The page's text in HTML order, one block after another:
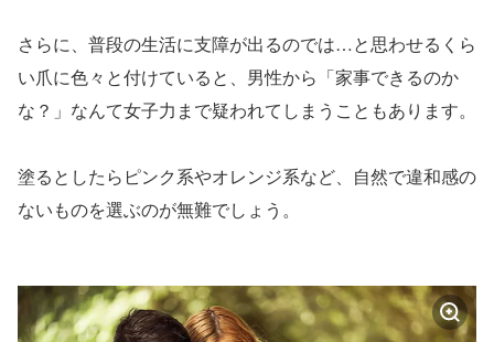
さらに、普段の生活に支障が出るのでは…と思わせるくら
い爪に色々と付けていると、男性から「家事できるのか
な？」なんて女子力まで疑われてしまうこともあります。
塗るとしたらピンク系やオレンジ系など、自然で違和感の
ないものを選ぶのが無難でしょう。